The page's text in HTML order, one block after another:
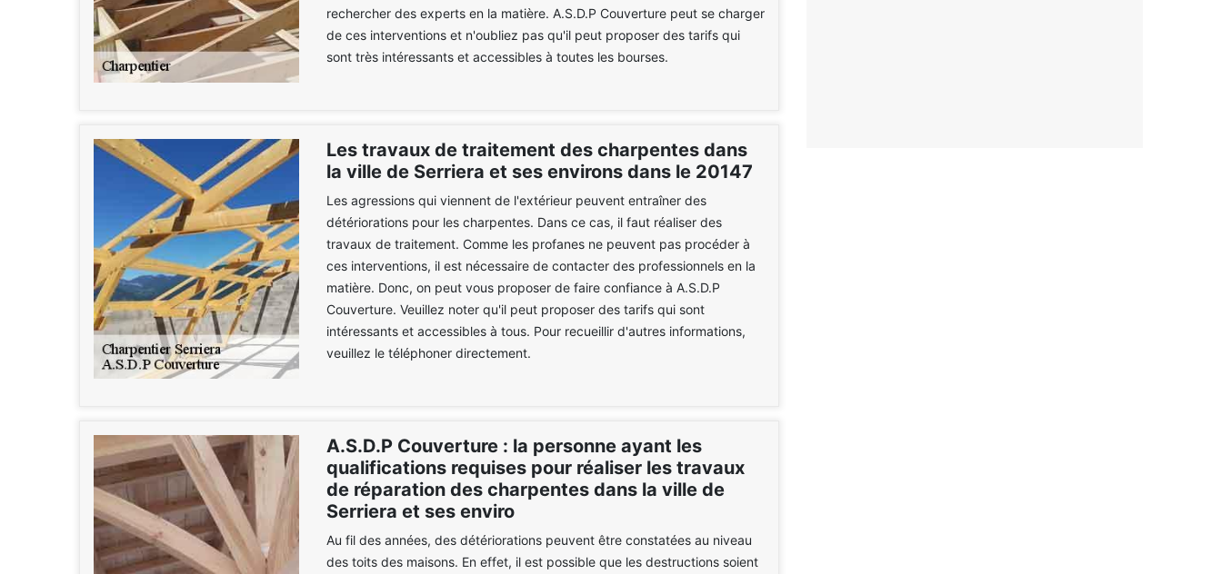
rechercher des experts en la matière. A.S.D.P Couverture peut se charger
de ces interventions et n'oubliez pas qu'il peut proposer des tarifs qui
sont très intéressants et accessibles à toutes les bourses.
Les travaux de traitement des charpentes dans
la ville de Serriera et ses environs dans le 20147
Les agressions qui viennent de l'extérieur peuvent entraîner des
détériorations pour les charpentes. Dans ce cas, il faut réaliser des
travaux de traitement. Comme les profanes ne peuvent pas procéder à
ces interventions, il est nécessaire de contacter des professionnels en la
matière. Donc, on peut vous proposer de faire confiance à A.S.D.P
Couverture. Veuillez noter qu'il peut proposer des tarifs qui sont
intéressants et accessibles à tous. Pour recueillir d'autres informations,
veuillez le téléphoner directement.
A.S.D.P Couverture : la personne ayant les
qualifications requises pour réaliser les travaux
de réparation des charpentes dans la ville de
Serriera et ses enviro
Au fil des années, des détériorations peuvent être constatées au niveau
des toits des maisons. En effet, il est possible que les destructions soient